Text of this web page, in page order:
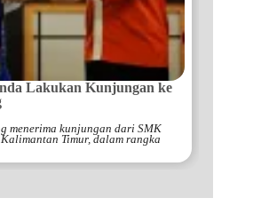
Lakukan Kunjungan ke
menerima kunjungan dari SMK
Timur, dalam rangka